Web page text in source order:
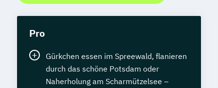
Pro
Gürkchen essen im Spreewald, flanieren
durch das schöne Potsdam oder
Naherholung am Scharmützelsee –